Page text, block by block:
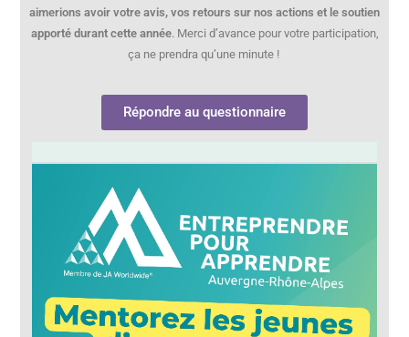
aimerions avoir votre avis, vos retours sur nos actions et le soutien
apporté durant cette année. Merci d’avance pour votre participation,
ça ne prendra qu’une minute !
Répondre au questionnaire